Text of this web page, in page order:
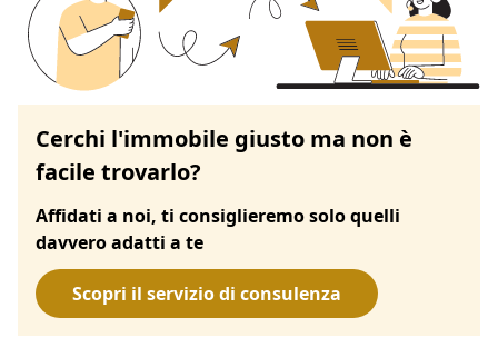
Cerchi l'immobile giusto ma non è
facile trovarlo?
Affidati a noi, ti consiglieremo solo quelli
davvero adatti a te
Scopri il servizio di consulenza